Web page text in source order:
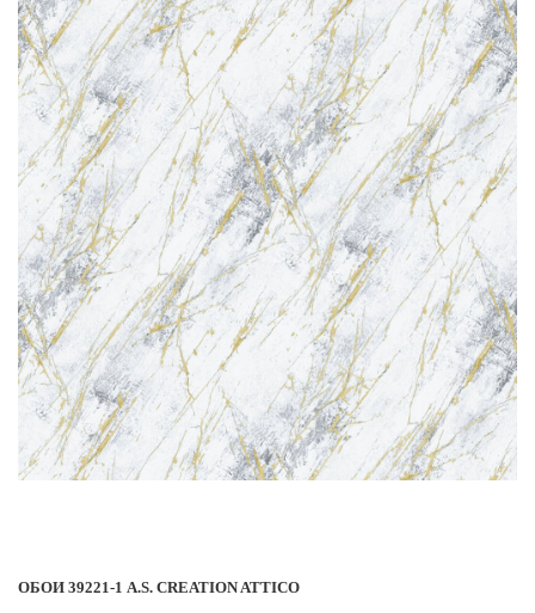
ОБОИ 39221-1 A.S. CREATION ATTICO